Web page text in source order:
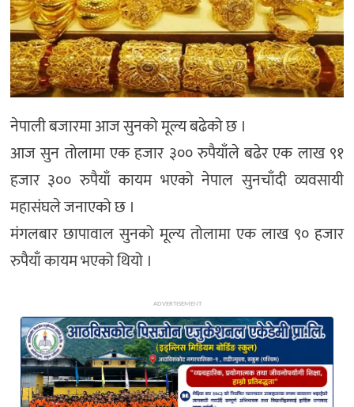
अन्य
नेपाली बजारमा आज सुनको मूल्य बढेको छ ।
आज सुन तोलामा एक हजार ३०० रुपैयाँले बढेर एक लाख ९१
हजार ३०० रुपैयाँ कायम भएको नेपाल सुनचाँदी व्यवसायी
महासंघले जनाएको छ ।
मंगलबार छापावाल सुनको मूल्य तोलामा एक लाख ९० हजार
रुपैयाँ कायम भएको थियो ।
ADVERTISEMENT